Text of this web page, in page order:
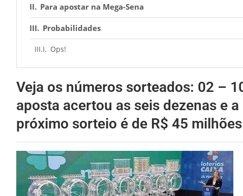
Para apostar na Mega-Sena
Probabilidades
Ops!
Veja os números sorteados: 02 –
aposta acertou as seis dezenas e
próximo sorteio é de R$ 45